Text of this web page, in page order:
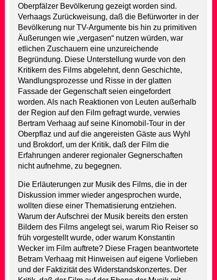
Oberpfälzer Bevölkerung gezeigt worden sind.
Verhaags Zurückweisung, daß die Befürworter in der
Bevölkerung nur TV-Argumente bis hin zu primitiven
Äußerungen wie „vergasen“ nutzen würden, war
etlichen Zuschauern eine unzureichende
Begründung. Diese Unterstellung wurde von den
Kritikern des Films abgelehnt, denn Geschichte,
Wandlungsprozesse und Risse in der glatten
Fassade der Gegenschaft seien eingefordert
worden. Als nach Reaktionen von Leuten außerhalb
der Region auf den Film gefragt wurde, verwies
Bertram Verhaag auf seine Kinomobil-Tour in der
Oberpflaz und auf die angereisten Gäste aus Wyhl
und Brokdorf, um der Kritik, daß der Film die
Erfahrungen anderer regionaler Gegnerschaften
nicht aufnehme, zu begegnen.
Die Erläuterungen zur Musik des Films, die in der
Diskussion immer wieder angesprochen wurde,
wollten diese einer Thematisierung entziehen.
Warum der Aufschrei der Musik bereits den ersten
Bildern des Films angelegt sei, warum Rio Reiser so
früh vorgestellt wurde, oder warum Konstantin
Wecker im Film auftrete? Diese Fragen beantwortete
Betram Verhaag mit Hinweisen auf eigene Vorlieben
und der Faktizität des Widerstandskonzertes. Der